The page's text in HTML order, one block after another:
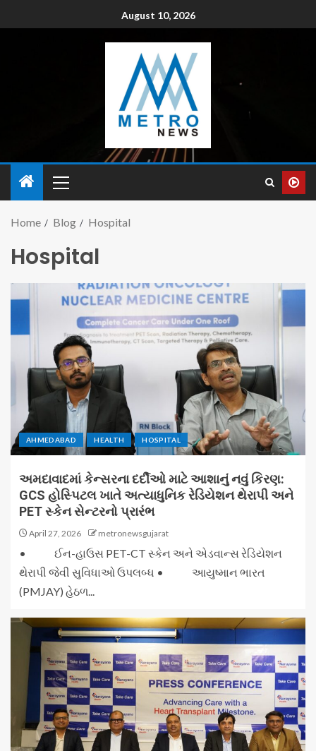
August 10, 2026
Home Blog Hospital
Hospital
AHMEDABAD HEALTH HOSPITAL
અમદાવાદમાં કેન્સરના દર્દીઓ માટે આશાનું નવું કિરણ:
GCS હોસ્પિટલ ખાતે અત્યાધુનિક રેડિયેશન થેરાપી અને
PET સ્કેન સેન્ટરનો પ્રારંભ
April 27, 2026 metronewsgujarat
• ઈન-હાઉસ PET-CT સ્કેન અને એડવાન્સ રેડિયેશન
થેરાપી જેવી સુવિધાઓ ઉપલબ્ધ • આયુષ્માન ભારત
(PMJAY) હેઠળ...